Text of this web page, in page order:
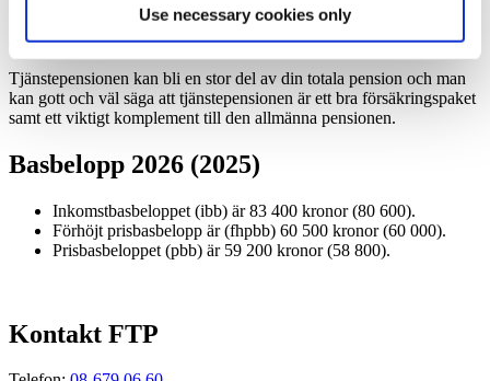
Use necessary cookies only
sjukdom och möjlighet för dina efterlevande att få
efterlevandepension när du avlider.
Tjänstepensionen kan bli en stor del av din totala pension och man
kan gott och väl säga att tjänstepensionen är ett bra försäkringspaket
samt ett viktigt komplement till den allmänna pensionen.
Basbelopp 2026 (2025)
Inkomstbasbeloppet (ibb) är 83 400 kronor (80 600).
Förhöjt prisbasbelopp är (fhpbb) 60 500 kronor (60 000).
Prisbasbeloppet (pbb) är 59 200 kronor (58 800).
Kontakt FTP